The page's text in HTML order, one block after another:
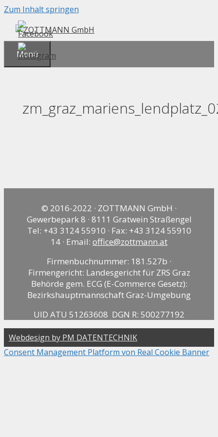
Zum Inhalt springen
Menü
© 2016-2022 · ZOTTMANN GmbH ·
Gewerbepark 8 · 8111 Gratwein Straßengel
Tel: +43 3124 55910 · Fax: +43 3124 55910
14 · Email: office@zottmann.at
Firmenbuchnummer: 181.527b ·
Firmengericht: Landesgericht für ZRS Graz
Behörde gem. ECG (E-Commerce Gesetz):
Bezirkshauptmannschaft Graz-Umgebung
UID ATU 51263608 DGN R: 500277192
Webdesign by PM DATENTECHNIK
Consent Management Platform von Real Cookie Banner